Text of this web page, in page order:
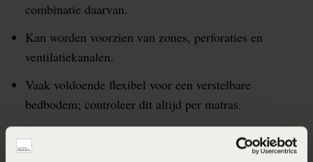
combinatie daarvan.
Kan worden voorzien van zones, perforaties en
ventilatiekanalen.
Vaak voldoende flexibel voor een verstelbare
bedbodem; controleer dit altijd per matras.
Latexmatrassen zijn doorgaans relatief zwaar.